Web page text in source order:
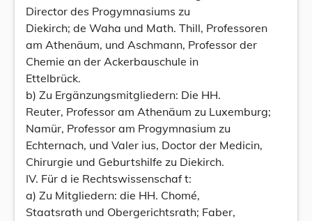
Director des Progymnasiums zu
Diekirch; de Waha und Math. Thill, Professoren
am Athenäum, und Aschmann, Professor der
Chemie an der Ackerbauschule in
Ettelbrück.
b) Zu Ergänzungsmitgliedern: Die HH.
Reuter, Professor am Athenäum zu Luxemburg;
Namür, Professor am Progymnasium zu
Echternach, und Valer ius, Doctor der Medicin,
Chirurgie und Geburtshilfe zu Diekirch.
IV. Für d ie Rechtswissenschaf t:
a) Zu Mitgliedern: die HH. Chomé,
Staatsrath und Obergerichtsrath; Faber,